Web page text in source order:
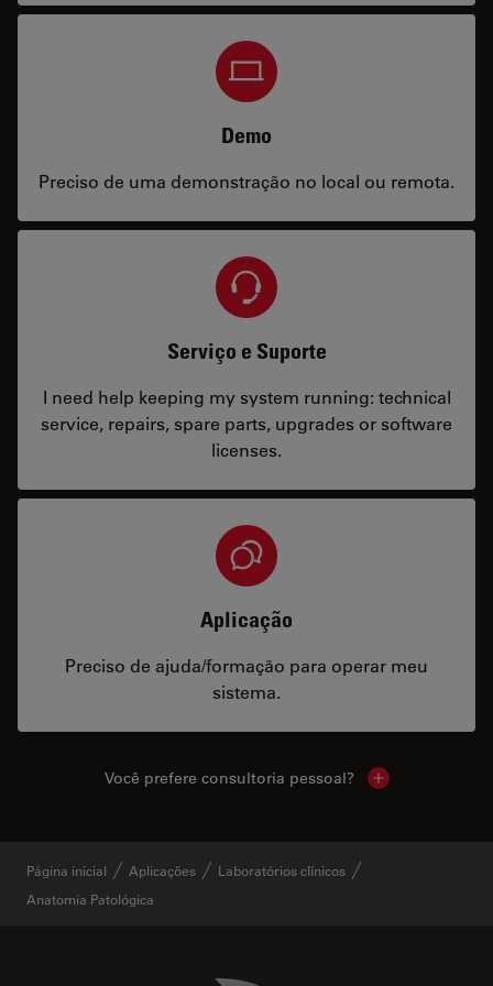
Demo
Preciso de uma demonstração no local ou remota.
Serviço e Suporte
I need help keeping my system running: technical
service, repairs, spare parts, upgrades or software
licenses.
Aplicação
Preciso de ajuda/formação para operar meu
sistema.
Você prefere consultoria pessoal? Show local
Página inicial Aplicações
Laboratórios clínicos
Anatomia Patológica